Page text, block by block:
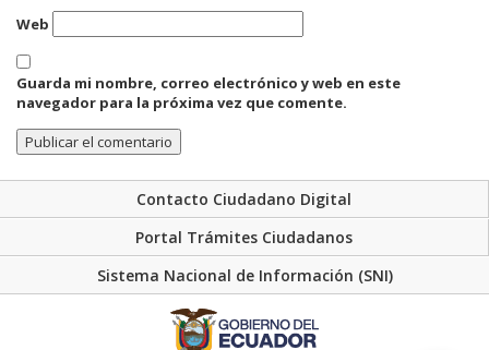
Web
Guarda mi nombre, correo electrónico y web en este
navegador para la próxima vez que comente.
Contacto Ciudadano Digital
Portal Trámites Ciudadanos
Sistema Nacional de Información (SNI)